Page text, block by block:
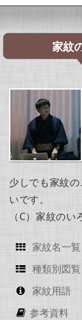
家紋
少しでも家紋
いです。
（C）家紋の
家紋名一覧
種類別図覧
家紋用語
参考資料